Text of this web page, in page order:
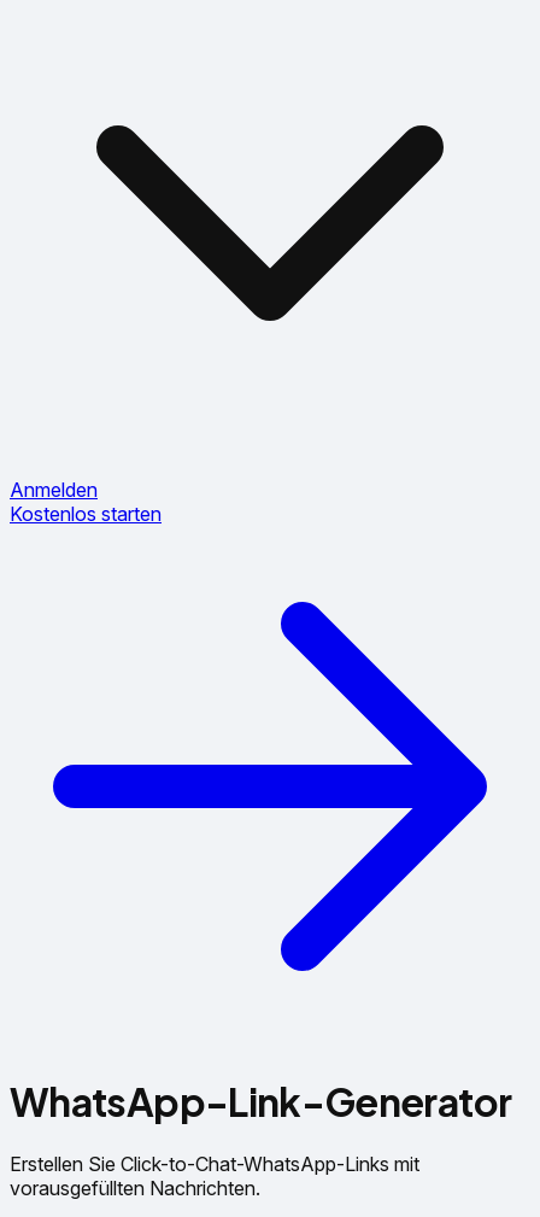
Anmelden
Kostenlos starten
WhatsApp-Link-Generator
Erstellen Sie Click-to-Chat-WhatsApp-Links mit
vorausgefüllten Nachrichten.